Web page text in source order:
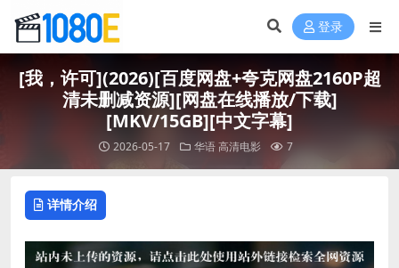
登录
[我，许可](2026)[百度网盘+夸克网盘2160P超
清未删减资源][网盘在线播放/下载]
[MKV/15GB][中文字幕]
2026-05-17 华语高清电影 7
详情介绍